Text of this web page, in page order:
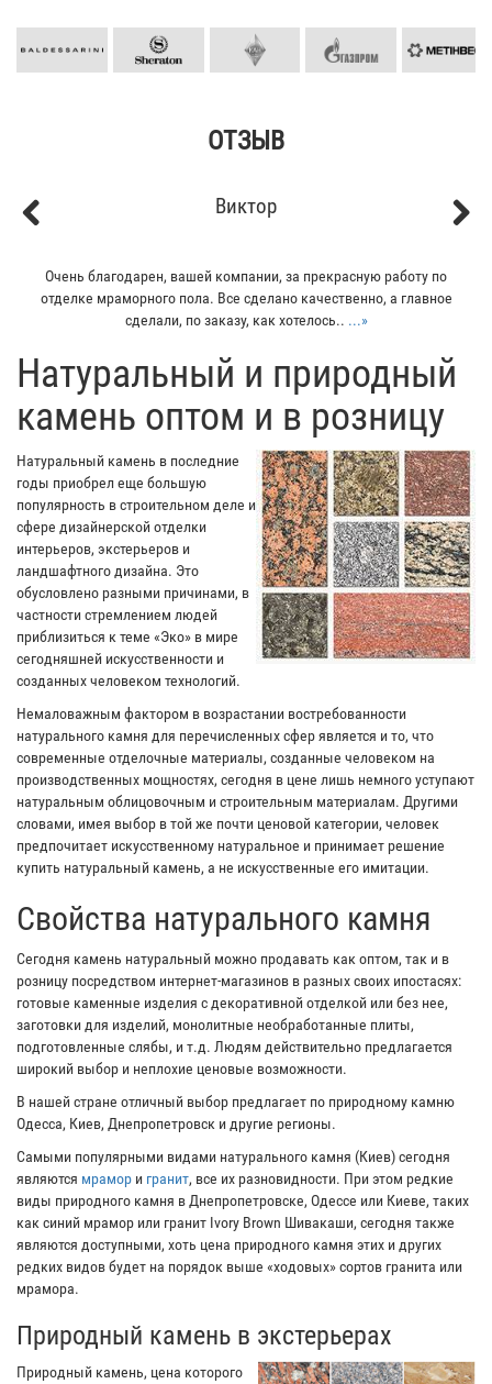
ОТЗЫВ
Кирилл
Мой отец заказывал плитку из гранита для своего дома. Больше
всего понравилось - индивидуальный подход к клиенту. Отец
остался очень доволен......»
​Натуральный и природный
камень оптом и в розницу
Натуральный камень в последние
годы приобрел еще большую
популярность в строительном деле и
сфере дизайнерской отделки
интерьеров, экстерьеров и
ландшафтного дизайна. Это
обусловлено разными причинами, в
частности стремлением людей
приблизиться к теме «Эко» в мире
сегодняшней искусственности и
созданных человеком технологий.
Немаловажным фактором в возрастании востребованности
натурального камня для перечисленных сфер является и то, что
современные отделочные материалы, созданные человеком на
производственных мощностях, сегодня в цене лишь немного уступают
натуральным облицовочным и строительным материалам. Другими
словами, имея выбор в той же почти ценовой категории, человек
предпочитает искусственному натуральное и принимает решение
купить натуральный камень, а не искусственные его имитации.
Свойства натурального камня
Сегодня камень натуральный можно продавать как оптом, так и в
розницу посредством интернет-магазинов в разных своих ипостасях:
готовые каменные изделия с декоративной отделкой или без нее,
заготовки для изделий, монолитные необработанные плиты,
подготовленные слябы, и т.д. Людям действительно предлагается
широкий выбор и неплохие ценовые возможности.
В нашей стране отличный выбор предлагает по природному камню
Одесса, Киев, Днепропетровск и другие регионы.
Самыми популярными видами натурального камня (Киев) сегодня
являются мрамор и гранит, все их разновидности. При этом редкие
виды природного камня в Днепропетровске, Одессе или Киеве, таких
как синий мрамор или гранит Ivory Brown Шивакаши, сегодня также
являются доступными, хоть цена природного камня этих и других
редких видов будет на порядок выше «ходовых» сортов гранита или
мрамора.
Природный камень в экстерьерах
Природный камень, цена которого